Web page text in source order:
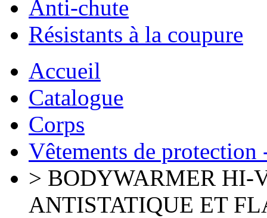
Anti-chute
Résistants à la coupure
Accueil
Catalogue
Corps
Vêtements de protection
> BODYWARMER HI-
ANTISTATIQUE ET